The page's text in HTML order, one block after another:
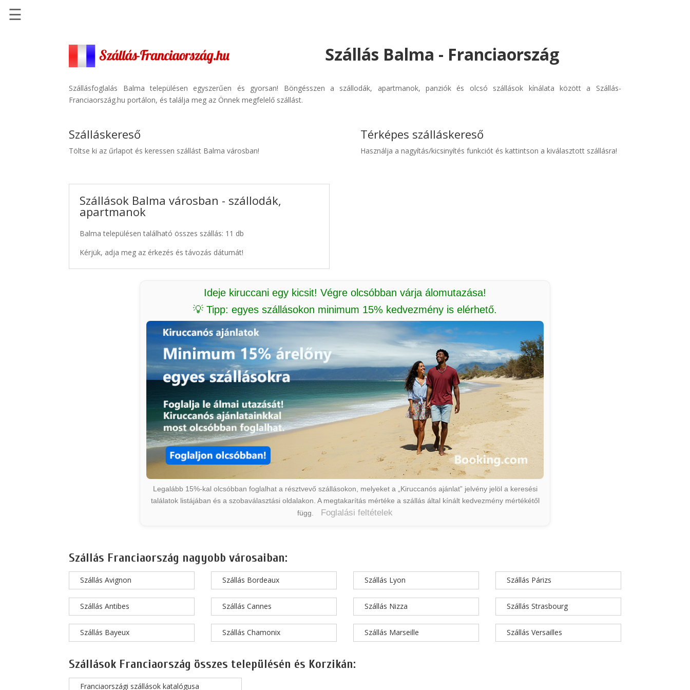
Szállásinfo.eu
Repülőjegy
Autóbérlés
☰
Szállás Balma - Franciaország
Szállásfoglalás Balma településen egyszerűen és gyorsan! Böngésszen a szállodák, apartmanok, panziók és olcsó szállások kínálata között a Szállás-
Franciaország.hu portálon, és találja meg az Önnek megfelelő szállást.
Szálláskereső
Töltse ki az űrlapot és keressen szállást Balma városban!
Szállások Balma városban - szállodák,
apartmanok
Balma településen található összes szállás: 11 db
Kérjük, adja meg az érkezés és távozás dátumát!
Térképes szálláskereső
Használja a nagyítás/kicsinyítés funkciót és kattintson a kiválasztott szállásra!
Ideje kiruccani egy kicsit! Végre olcsóbban várja álomutazása!
💡 Tipp: egyes szállásokon minimum 15% kedvezmény is elérhető.
Legalább 15%-kal olcsóbban foglalhat a résztvevő szállásokon, melyeket a „Kiruccanós ajánlat” jelvény jelöl a keresési
találatok listájában és a szobaválasztási oldalakon. A megtakarítás mértéke a szállás által kínált kedvezmény mértékétől
függ.
Foglalási feltételek
Szállás Franciaország nagyobb városaiban:
Szállás Avignon
Szállás Antibes
Szállás Bayeux
Szállás Bordeaux
Szállás Cannes
Szállás Chamonix
Szállás Lyon
Szállás Nizza
Szállás Marseille
Szállás Párizs
Szállás Strasbourg
Szállás Versailles
Szállások Franciaország összes településén és Korzikán:
Franciaországi szállások katalógusa